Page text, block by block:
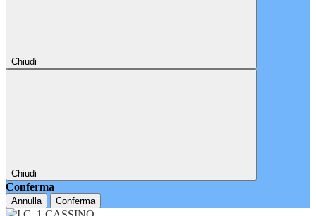
Chiudi
Chiudi
Conferma
Annulla Conferma